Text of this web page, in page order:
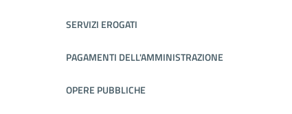
SERVIZI EROGATI
PAGAMENTI DELL'AMMINISTRAZIONE
OPERE PUBBLICHE